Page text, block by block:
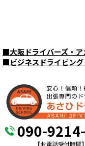
■大阪ドライバーズ・
■ビジネスドライビン
090-
【お電話受付時